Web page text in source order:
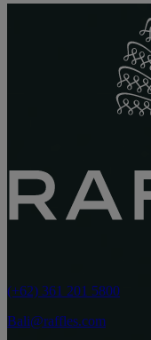
(+62) 361 201 5800
Bali@raffles.com